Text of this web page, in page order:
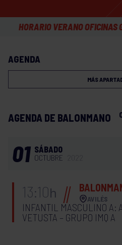
VERANO OFICINAS
AGENDA
MÁS
AGENDA DE BALONMANO
01 SÁBADO
OCTUBRE
13:10h AVILÉS
INFANTIL MASCULINO A:
VETUSTA – GRUPO IMQ A